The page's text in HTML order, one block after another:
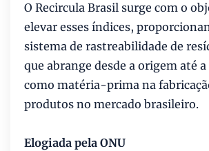
O Recircula Brasil surge com o
elevar esses índices,
sistema de rastreabilidade de
que abrange desde a origem até
como matéria-prima na
produtos no mercado brasileiro.
Elogiada pela ONU